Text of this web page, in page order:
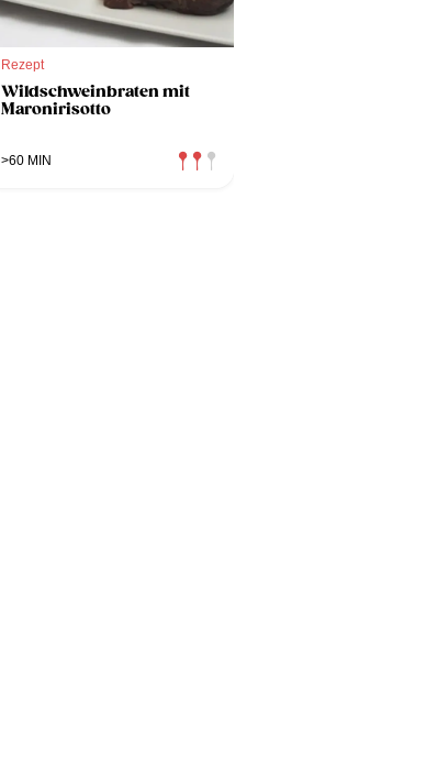
Rezept
Wildschweinbraten mit
Maronirisotto
>60 MIN